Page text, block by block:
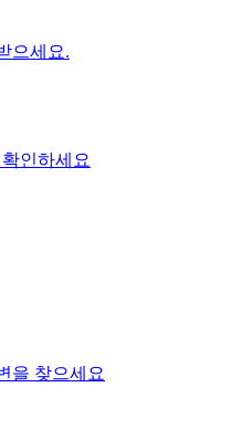
으세요.
인하세요
을 찾으세요